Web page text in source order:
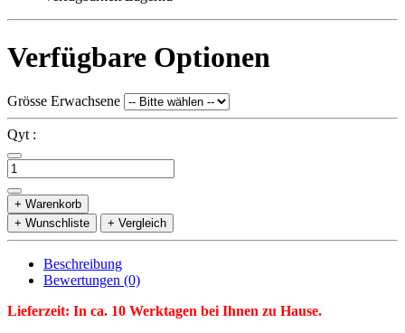
Verfügbare Optionen
Grösse Erwachsene
Qyt :
+ Warenkorb
+ Wunschliste
+ Vergleich
Beschreibung
Bewertungen (0)
Lieferzeit: In ca. 10 Werktagen bei Ihnen zu Hause.